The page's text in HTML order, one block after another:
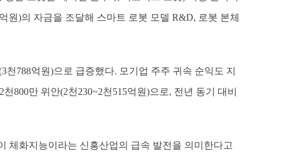
원)의 자금을 조달해 스마트 로봇 모델 R&D, 로봇 본체
천788억원)으로 급증했다. 모기업 주주 귀속 순익도 지
800만 위안(2천230~2천515억원)으로, 전년 동기 대비
체화지능이라는 신흥산업의 급속 발전을 의미한다고